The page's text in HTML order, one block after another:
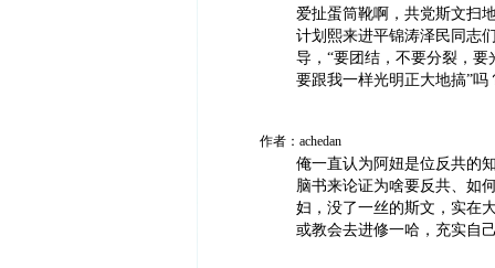
爱扯蛋筒靴啊，共党斯文扫
计划熙来进平锦涛泽民同志
导，“要团结，不要分裂，要
要跟我一样光明正大地搞”吗
作者：achedan
俺一直认为阿妞是位反共的
脑书来论证为啥要反共、如
妇，没了一丝的斯文，实在
或教会去进修一哈，充实自